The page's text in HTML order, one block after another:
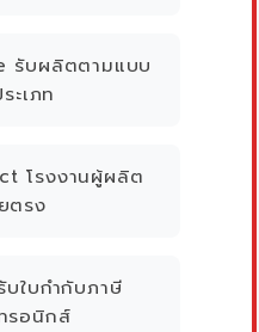
รับผลิตตามแบบ
ะเภท
โรงงานผู้ผลิต
ตรง
ใบกำกับภาษี
รอนิกส์